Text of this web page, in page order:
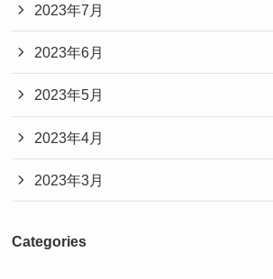
2023年7月
2023年6月
2023年5月
2023年4月
2023年3月
Categories